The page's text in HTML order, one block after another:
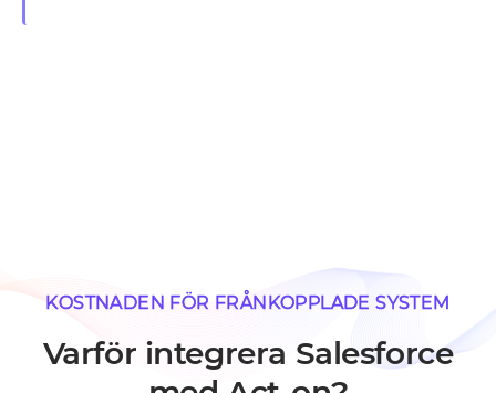
KOSTNADEN FÖR FRÅNKOPPLADE SYSTEM
Varför integrera Salesforce